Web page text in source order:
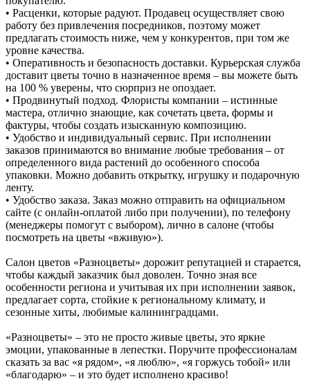
• Расценки, которые радуют. Продавец осуществляет свою
работу без привлечения посредников, поэтому может
предлагать стоимость ниже, чем у конкурентов, при том же
уровне качества.
• Оперативность и безопасность доставки. Курьерская служба
доставит цветы точно в назначенное время – вы можете быть
на 100 % уверены, что сюрприз не опоздает.
• Продвинутый подход. Флористы компании – истинные
мастера, отлично знающие, как сочетать цвета, формы и
фактуры, чтобы создать изысканную композицию.
• Удобство и индивидуальный сервис. При исполнении
заказов принимаются во внимание любые требования – от
определенного вида растений до особенного способа
упаковки. Можно добавить открытку, игрушку и подарочную
ленту.
• Удобство заказа. Заказ можно отправить на официальном
сайте (с онлайн-оплатой либо при получении), по телефону
(менеджеры помогут с выбором), лично в салоне (чтобы
посмотреть на цветы «вживую»).
Салон цветов «Разноцветы» дорожит репутацией и старается,
чтобы каждый заказчик был доволен. Точно зная все
особенности региона и учитывая их при исполнении заявок,
предлагает сорта, стойкие к региональному климату, и
сезонные хиты, любимые калининградцами.
«Разноцветы» – это не просто живые цветы, это яркие
эмоции, упакованные в лепестки. Поручите профессионалам
сказать за вас «я рядом», «я люблю», «я горжусь тобой» или
«благодарю» – и это будет исполнено красиво!